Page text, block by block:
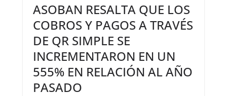
ASOBAN RESALTA QUE LOS
COBROS Y PAGOS A TRAVÉS
DE QR SIMPLE SE
INCREMENTARON EN UN
555% EN RELACIÓN AL AÑO
PASADO